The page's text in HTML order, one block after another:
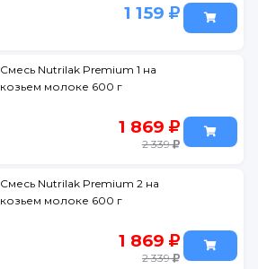
1 159
Смесь Nutrilak Premium 1 на
козьем молоке 600 г
1 869
2 339
Смесь Nutrilak Premium 2 на
козьем молоке 600 г
1 869
2 339